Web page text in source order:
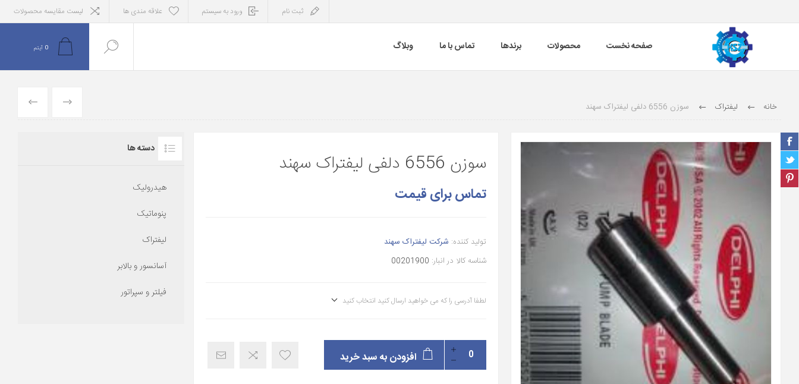
ثبت نام ورود به سیستم علاقه مندی ها لیست مقایسه محصولات
صفحه نخست محصولات برندها تماس با ما وبلاگ 0 آیتم
خانه لیفتراک سوزن 6556 دلفی لیفتراک سهند بعدی
سوزن 6556 دلفی لیفتراک سهند
تماس برای قیمت
تولید کننده: شرکت لیفتراک سهند
شناسه کالا در انبار: 00201900
لطفا آدرسی را که می خواهید ارسال کنید انتخاب کنید
افزودن به سبد خرید
دسته ها
هیدرولیک
پنوماتیک
لیفتراک
آسانسور و بالابر
فیلتر و سپراتور